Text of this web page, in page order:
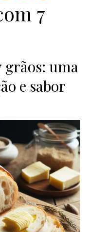
7
grãos: uma
e sabor